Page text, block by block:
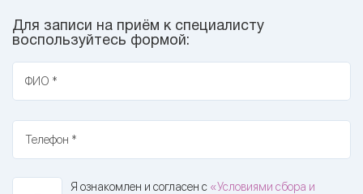
Для записи на приём к специалисту
воспользуйтесь формой:
ФИО *
Телефон *
Я ознакомлен и согласен с «Условиями сбора и